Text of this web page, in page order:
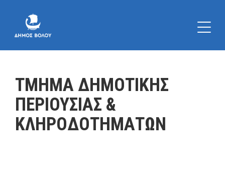
ΤΜΗΜΑ ΔΗΜΟΤΙΚΗΣ
ΠΕΡΙΟΥΣΙΑΣ &
ΚΛΗΡΟΔΟΤΗΜΑΤΩΝ